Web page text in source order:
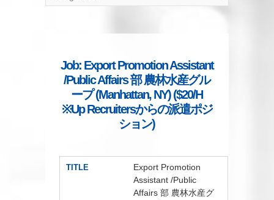
Job: Export Promotion Assistant
/Public Affairs 部 農林水産グル
ープ (Manhattan, NY) ($20/H
※Up Recruitersからの派遣ポジ
ション)
TITLE
Export Promotion
Assistant /Public
Affairs 部 農林水産グ